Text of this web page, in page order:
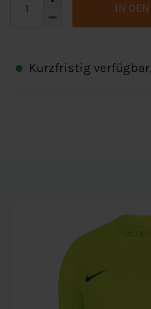
IN
Kurzfristig